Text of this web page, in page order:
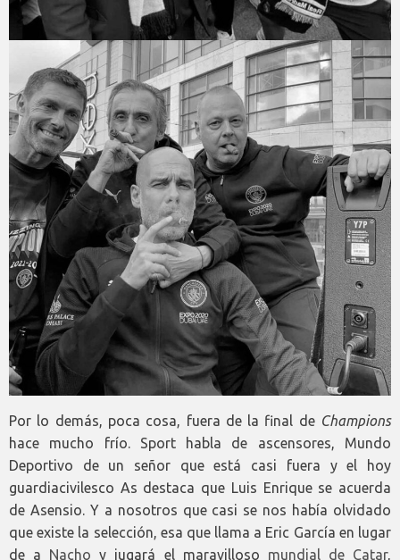
Por lo demás, poca cosa, fuera de la final de Champions
hace mucho frío. Sport habla de ascensores, Mundo
Deportivo de un señor que está casi fuera y el hoy
guardiacivilesco As destaca que Luis Enrique se acuerda
de Asensio. Y a nosotros que casi se nos había olvidado
que existe la selección, esa que llama a Eric García en lugar
de a Nacho y jugará el maravilloso mundial de Catar,